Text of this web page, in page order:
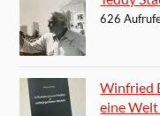
626
Winfried
eine